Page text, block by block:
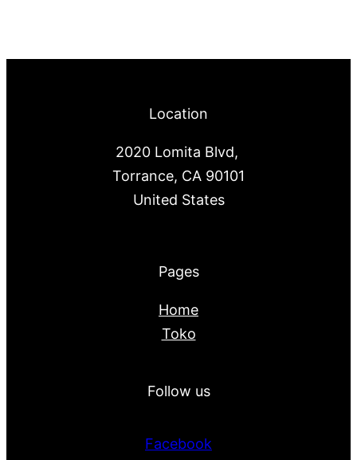
Location
2020 Lomita Blvd,
Torrance, CA 90101
United States
Pages
Home
Toko
Follow us
Facebook